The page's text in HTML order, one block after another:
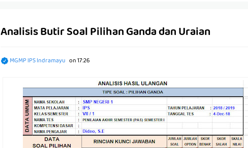
Analisis Butir Soal Pilihan Ganda dan Uraian
MGMP IPS Indramayu on17:26